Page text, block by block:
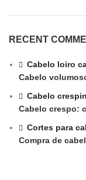
RECENT
Cabelo loiro
Cabelo
Cabelo
Cabelo crespo:
Cortes para
Compra de